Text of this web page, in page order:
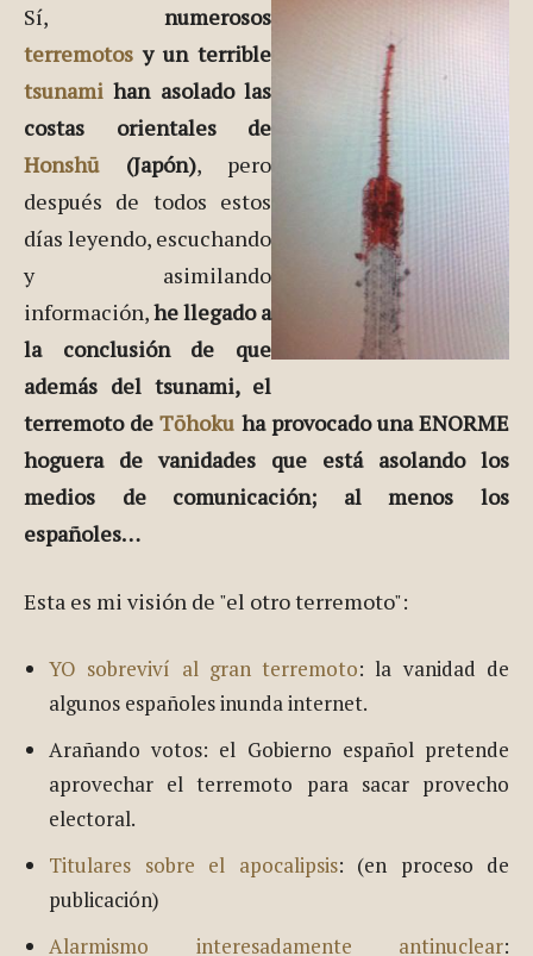
Sí, numerosos
terremotos y un terrible
tsunami han asolado las
costas orientales de
Honshū(Japón), pero
después de todos estos
días leyendo, escuchando
y asimilando
información,he llegado a
la conclusión de que
además del tsunami, el
terremoto deTōhoku ha provocado una ENORME
hoguera de vanidades que está asolando los
medios de comunicación; al menos los
españoles…
Esta es mi visión de "el otro terremoto":
YO sobreviví al gran terremoto: la vanidad de
algunos españoles inunda internet.
Arañando votos: el Gobierno español pretende
aprovechar el terremoto para sacar provecho
electoral.
Titulares sobre el apocalipsis: (en proceso de
publicación)
Alarmismo interesadamente antinuclear: